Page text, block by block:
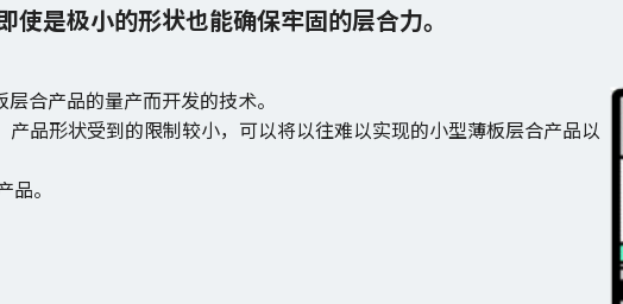
是极小的形状也能确保牢固的层合力。
合产品的量产而开发的技术。
产品形状受到的限制较小，可以将以往难以实现的小型薄板层合产品以
。